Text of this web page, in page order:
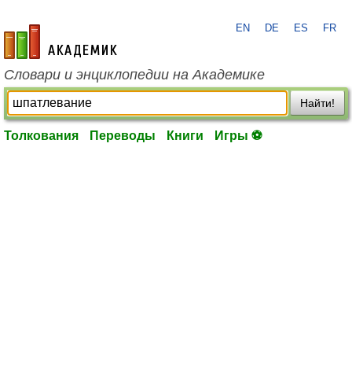
academic.ru
EN DE ES FR
Словари и энциклопедии на Академике
Найти!
Толкования Переводы Книги Игры ⚽